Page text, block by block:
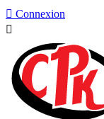
 Connexion
